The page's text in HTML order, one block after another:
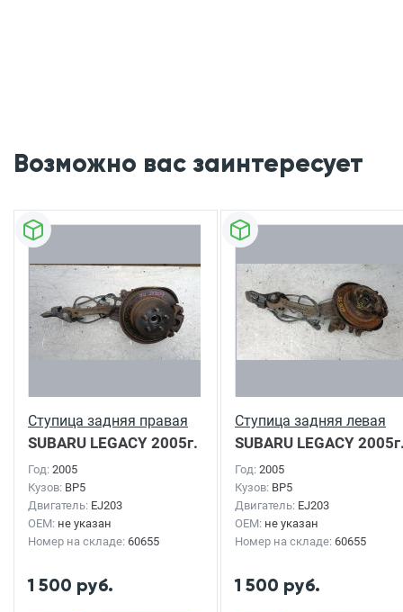
Возможно вас заинтересует
Ступица задняя правая
SUBARU LEGACY 2005г.
Год: 2005
Кузов: BP5
Двигатель: EJ203
OEM: не указан
Номер на складе: 60655
1 500 руб.
Ступица задняя левая
SUBARU LEGACY
Год: 2005
Кузов: BP5
Двигатель: EJ203
OEM: не указан
Номер на складе: 60655
1 500 руб.